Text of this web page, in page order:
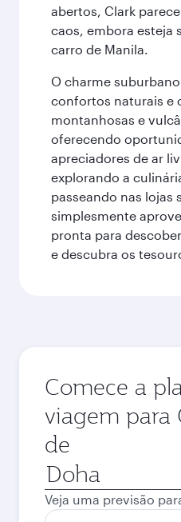
abertos, Clark
caos, embora esteja
carro de Manila.
O charme
confortos naturais e
montanhosas e
oferecendo
apreciadores de ar
explorando a
passeando nas lojas
simplesmente
pronta para
e descubra os
Comece a
viagem para
de
Cidade
de
origem
Veja uma previsão